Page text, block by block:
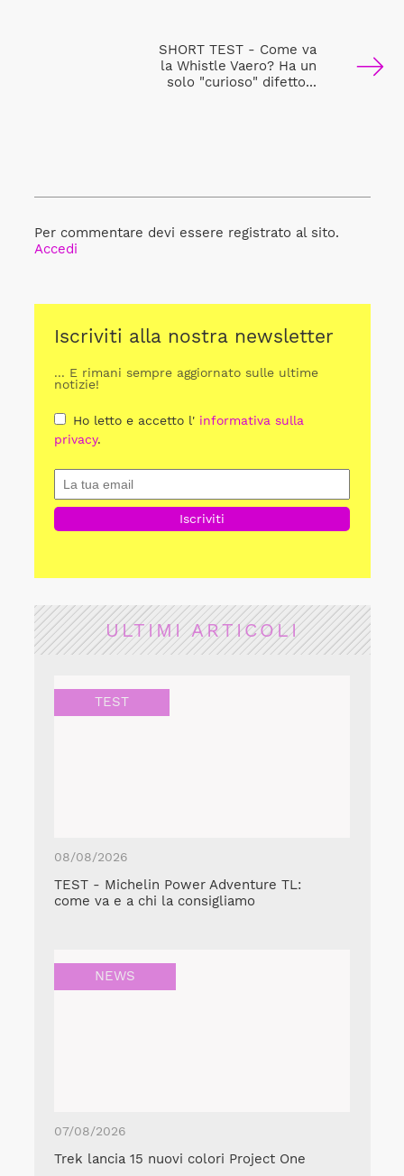
SHORT TEST - Come va
la Whistle Vaero? Ha un
solo "curioso" difetto...
Per commentare devi essere registrato al sito.
Accedi
Iscriviti alla nostra newsletter
... E rimani sempre aggiornato sulle ultime
notizie!
Ho letto e accetto l' informativa sulla
privacy.
ULTIMI ARTICOLI
TEST
08/08/2026
TEST - Michelin Power Adventure TL:
come va e a chi la consigliamo
NEWS
07/08/2026
Trek lancia 15 nuovi colori Project One